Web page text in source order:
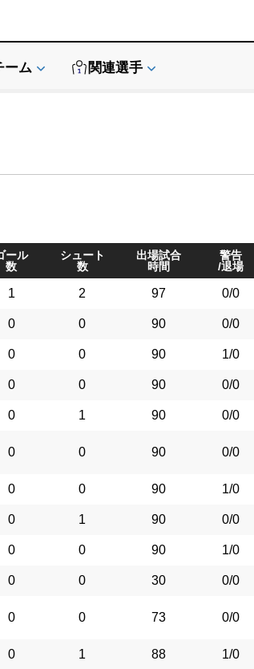
ーム 関連選手
ール
数
シュート
数
出場試合
時間
警告
/退場
1 2 97 0/0
0 0 90 0/0
0 0 90 1/0
0 0 90 0/0
0 1 90 0/0
0 0 90 0/0
0 0 90 1/0
0 1 90 0/0
0 0 90 1/0
0 0 30 0/0
0 0 73 0/0
0 1 88 1/0